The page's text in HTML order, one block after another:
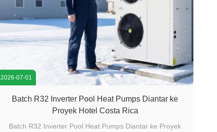
2026-07-01
Batch R32 Inverter Pool Heat Pumps Diantar ke
Proyek Hotel Costa Rica
Batch R32 Inverter Pool Heat Pumps Diantar ke Proyek